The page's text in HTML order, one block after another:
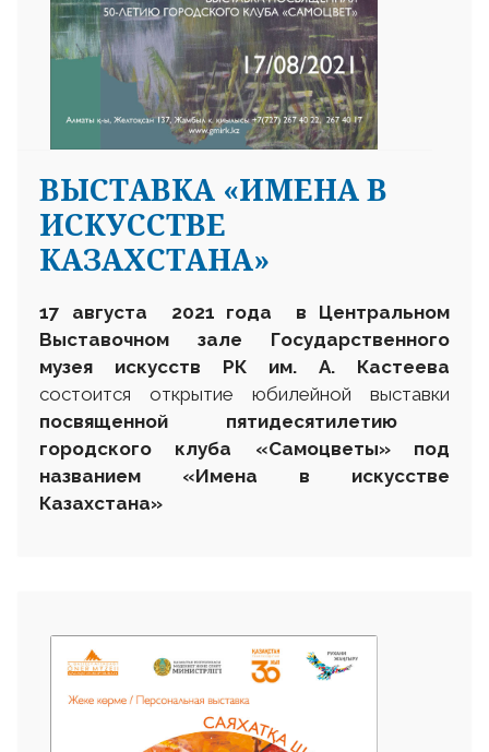
ВЫСТАВКА «ИМЕНА В
ИСКУССТВЕ
КАЗАХСТАНА»
17 августа 2021 года в Центральном
Выставочном зале Государственного
музея искусств РК им. А. Кастеева
состоится открытие юбилейной выставки
посвященной пятидесятилетию
городского клуба «Самоцветы» под
названием «Имена в искусстве
Казахстана»